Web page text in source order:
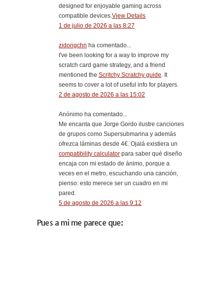
designed for enjoyable gaming across
compatible devices.View Details
1 de julio de 2026 a las 8:27
zidongchn ha comentado...
I've been looking for a way to improve my
scratch card game strategy, and a friend
mentioned the Scritchy Scratchy guide. It
seems to cover a lot of useful info for players.
2 de agosto de 2026 a las 15:02
Anónimo ha comentado...
Me encanta que Jorge Gordo ilustre canciones
de grupos como Supersubmarina y además
ofrezca láminas desde 4€. Ojalá existiera un
compatibility calculator para saber qué diseño
encaja con mi estado de ánimo, porque a
veces en el metro, escuchando una canción,
pienso: esto merece ser un cuadro en mi
pared.
5 de agosto de 2026 a las 9:12
Pues a mi me parece que: